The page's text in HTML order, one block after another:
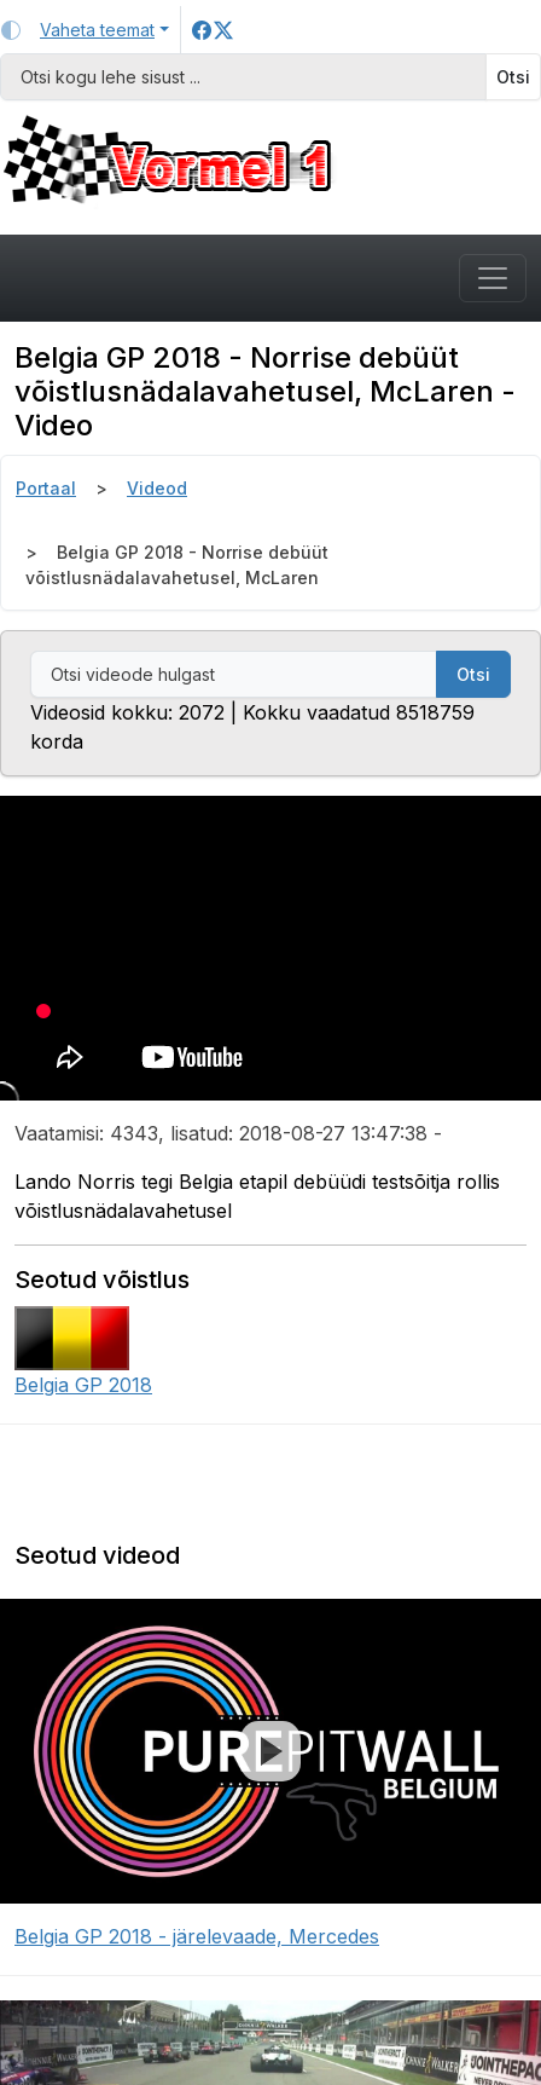
Vaheta teemat
Otsi
Belgia GP 2018 - Norrise debüüt
võistlusnädalavahetusel, McLaren -
Video
Portaal Videod
Belgia GP 2018 - Norrise debüüt
võistlusnädalavahetusel, McLaren
Otsi
Videosid kokku: 2072 | Kokku vaadatud 8518759
korda
Vaatamisi: 4343, lisatud: 2018-08-27 13:47:38 -
Lando Norris tegi Belgia etapil debüüdi testsõitja rollis
võistlusnädalavahetusel
Seotud võistlus
Belgia GP 2018
Seotud videod
Belgia GP 2018 - järelevaade, Mercedes